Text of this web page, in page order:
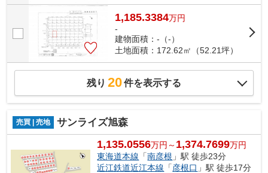
1,185.3384万円
-
建物面積：-（-）
土地面積：172.62㎡（52.21坪）
残り 20件を表示する
売買 | 売地 サンライズ旭森
1,135.0556万円～ 1,374.7699万円
東海道本線 「南彦根 」駅 徒歩23分
近江鉄道近江本線 「彦根口 」駅 徒歩17分